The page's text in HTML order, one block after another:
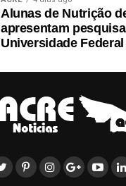
Alunas de Nutrição
apresentam
Universidade